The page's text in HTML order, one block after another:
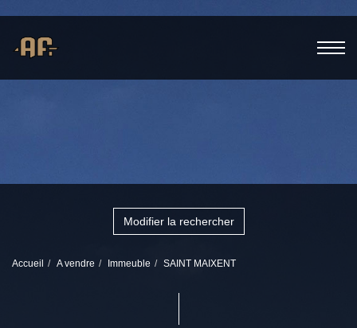
Modifier la rechercher
Accueil A vendre Immeuble SAINT MAIXENT